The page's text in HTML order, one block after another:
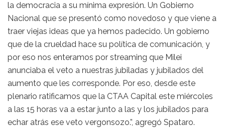
la democracia a su mínima expresión. Un Gobierno
Nacional que se presentó como novedoso y que viene a
traer viejas ideas que ya hemos padecido. Un gobierno
que de la crueldad hace su política de comunicación, y
por eso nos enteramos por streaming que Milei
anunciaba el veto a nuestras jubiladas y jubilados del
aumento que les corresponde. Por eso, desde este
plenario ratificamos que la CTAA Capital este miércoles
a las 15 horas va a estar junto a las y los jubilados para
echar atrás ese veto vergonsozo.”, agregó Spataro.